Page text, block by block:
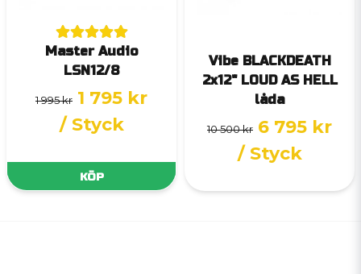
Master Audio
LSN12/8
1 995 kr 1 795 kr
/ Styck
KÖP
Vibe BLACKDEATH
2x12" LOUD AS HELL
låda
10 500 kr 6 795 kr
/ Styck